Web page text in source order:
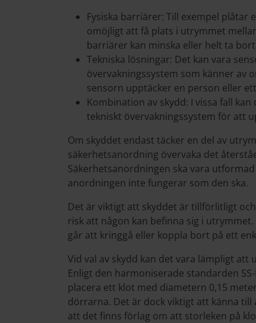
Fysiska barriärer: Till exempel
omöjligt att få plats i utrymmet
barriärer kan minska eller helt ta
Tekniska lösningar: Det kan vara
övervakningssystem som känner av
sensorn upptäcker en person eller
Kombination av skydd: I vissa fall
tekniskt övervakningssystem för att
Om skyddet endast täcker en del av
säkerhetsanordning övervaka det
Säkerhetsanordningen ska vara
anordningen inte fungerar som den ska.
Det är viktigt att skyddet är tillförlitligt
risk att någon kan befinna sig i
går att kringgå eller koppla bort på ett
Vid val av skydd kan det vara lämpligt att
Enligt den harmoniserade standarden
placera ett klot med diametern 0,15
dörrarna. Det är dock viktigt att känna
att det finns förlag om att storleken på